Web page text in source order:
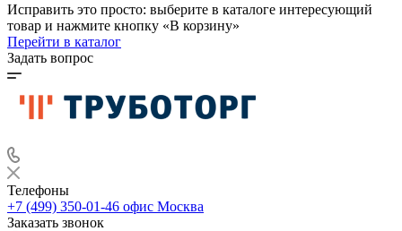
Исправить это просто: выберите в каталоге интересующий
товар и нажмите кнопку «В корзину»
Перейти в каталог
Задать вопрос
Телефоны
+7 (499) 350-01-46 офис Москва
Заказать звонок